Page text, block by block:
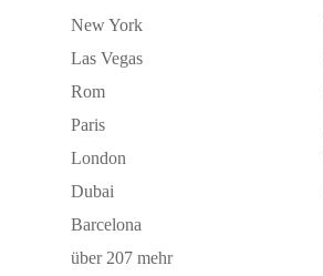
New York
Las Vegas
Rom
Paris
London
Dubai
Barcelona
über 207 mehr